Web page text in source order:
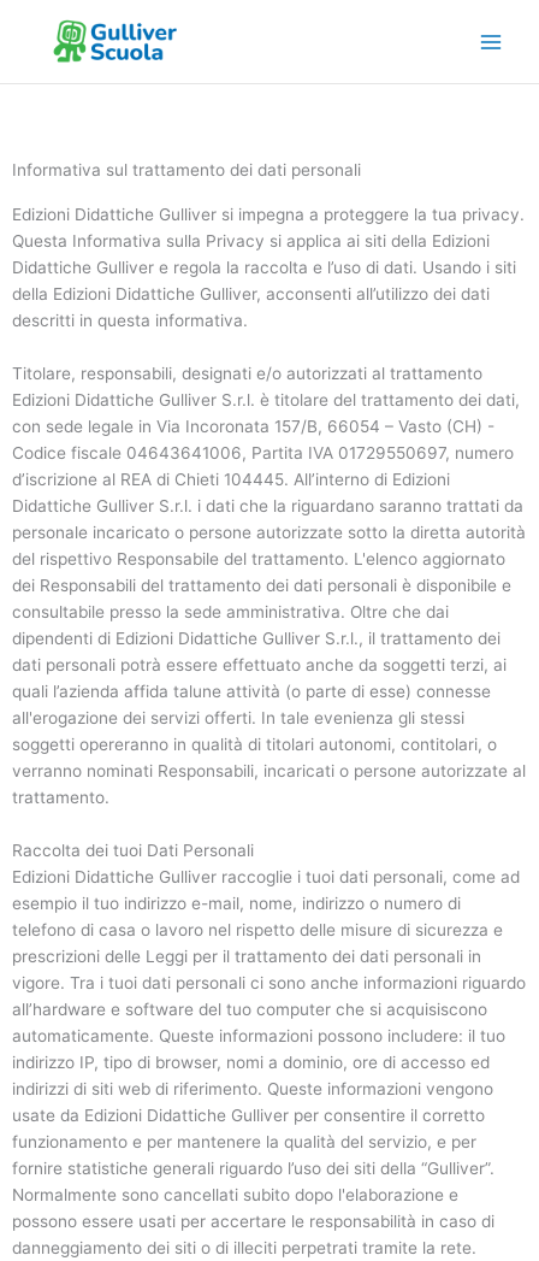
contenuto
Informativa sul trattamento dei dati personali
Edizioni Didattiche Gulliver si impegna a proteggere la tua privacy.
Questa Informativa sulla Privacy si applica ai siti della Edizioni
Didattiche Gulliver e regola la raccolta e l’uso di dati. Usando i siti
della Edizioni Didattiche Gulliver, acconsenti all’utilizzo dei dati
descritti in questa informativa.
Titolare, responsabili, designati e/o autorizzati al trattamento
Edizioni Didattiche Gulliver S.r.l. è titolare del trattamento dei dati,
con sede legale in Via Incoronata 157/B, 66054 – Vasto (CH) -
Codice fiscale 04643641006, Partita IVA 01729550697, numero
d’iscrizione al REA di Chieti 104445. All’interno di Edizioni
Didattiche Gulliver S.r.l. i dati che la riguardano saranno trattati da
personale incaricato o persone autorizzate sotto la diretta autorità
del rispettivo Responsabile del trattamento. L'elenco aggiornato
dei Responsabili del trattamento dei dati personali è disponibile e
consultabile presso la sede amministrativa. Oltre che dai
dipendenti di Edizioni Didattiche Gulliver S.r.l., il trattamento dei
dati personali potrà essere effettuato anche da soggetti terzi, ai
quali l’azienda affida talune attività (o parte di esse) connesse
all'erogazione dei servizi offerti. In tale evenienza gli stessi
soggetti opereranno in qualità di titolari autonomi, contitolari, o
verranno nominati Responsabili, incaricati o persone autorizzate al
trattamento.
Raccolta dei tuoi Dati Personali
Edizioni Didattiche Gulliver raccoglie i tuoi dati personali, come ad
esempio il tuo indirizzo e-mail, nome, indirizzo o numero di
telefono di casa o lavoro nel rispetto delle misure di sicurezza e
prescrizioni delle Leggi per il trattamento dei dati personali in
vigore. Tra i tuoi dati personali ci sono anche informazioni riguardo
all’hardware e software del tuo computer che si acquisiscono
automaticamente. Queste informazioni possono includere: il tuo
indirizzo IP, tipo di browser, nomi a dominio, ore di accesso ed
indirizzi di siti web di riferimento. Queste informazioni vengono
usate da Edizioni Didattiche Gulliver per consentire il corretto
funzionamento e per mantenere la qualità del servizio, e per
fornire statistiche generali riguardo l’uso dei siti della “Gulliver”.
Normalmente sono cancellati subito dopo l'elaborazione e
possono essere usati per accertare le responsabilità in caso di
danneggiamento dei siti o di illeciti perpetrati tramite la rete.